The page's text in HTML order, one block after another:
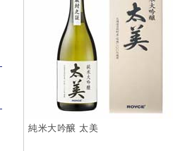
純米大吟醸 太美